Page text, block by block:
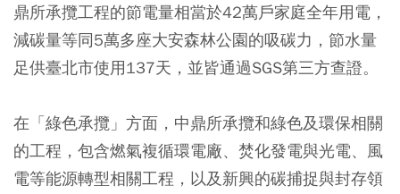
鼎所承攬工程的節電量相當於42萬戶家庭全年用電，
減碳量等同5萬多座大安森林公園的吸碳力，節水量
足供臺北市使用137天，並皆通過SGS第三方查證。
在「綠色承攬」方面，中鼎所承攬和綠色及環保相關
的工程，包含燃氣複循環電廠、焚化發電與光電、風
電等能源轉型相關工程，以及新興的碳捕捉與封存領